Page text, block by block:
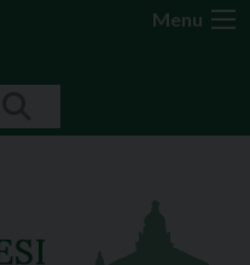
Menu